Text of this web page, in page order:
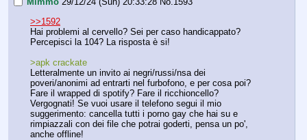
>>1592
Hai problemi al cervello? Sei per caso handicappato?
Percepisci la 104? La risposta è si!
>apk crackate
Letteralmente un invito ai negri/russi/nsa dei
poveri/anonimi ad entrarti nel furbofono, e per cosa poi?
Fare il wrapped di spotify? Fare il ricchioncello?
Vergognati! Se vuoi usare il telefono segui il mio
suggerimento: cancella tutti i porno gay che hai su e
rimpiazzali con dei file che potrai goderti, pensa un po',
anche offline!